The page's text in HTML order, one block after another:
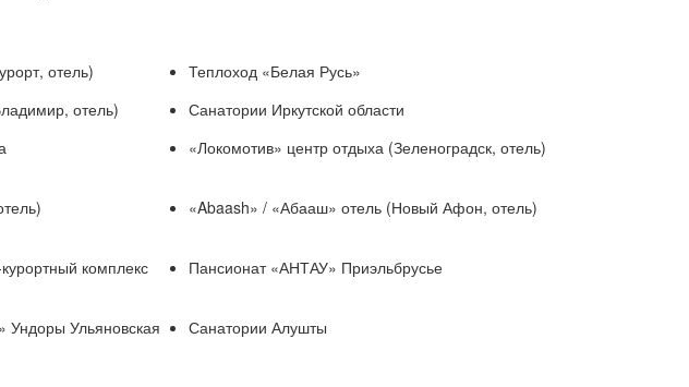
отель)
Теплоход «Белая Русь»
отель)
Санатории Иркутской области
«Локомотив» центр отдыха (Зеленоградск, отель)
«Abaash» / «Абааш» отель (Новый Афон, отель)
комплекс
Пансионат «АНТАУ» Приэльбрусье
Ульяновская
Санатории Алушты